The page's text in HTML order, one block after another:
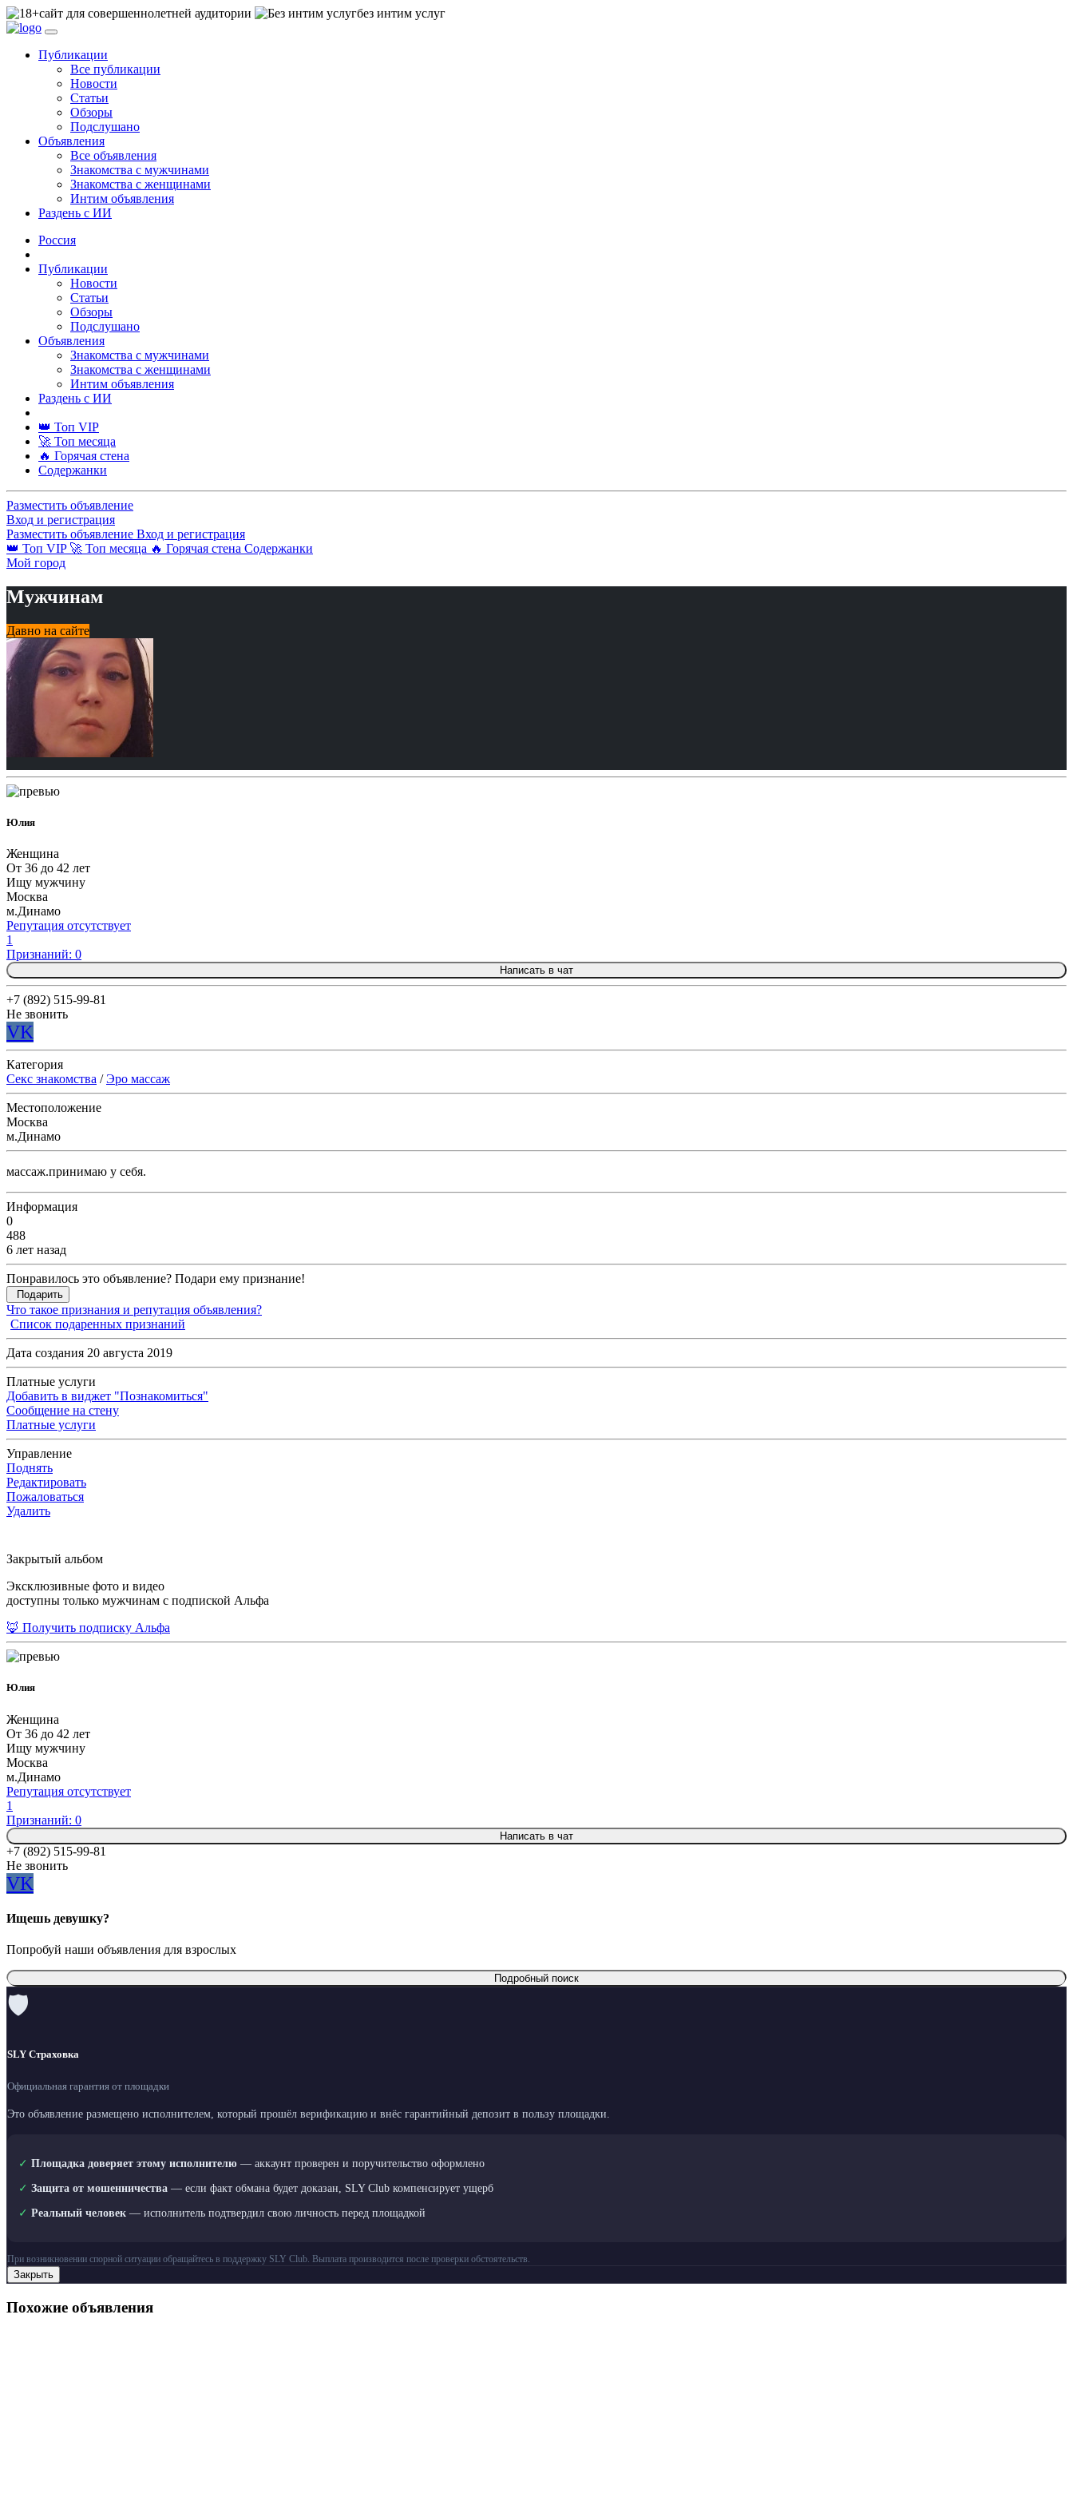
сайт для совершеннолетней аудитории без интим услуг
Публикации
Все публикации
Новости
Статьи
Обзоры
Подслушано
Объявления
Все объявления
Знакомства с мужчинами
Знакомства с женщинами
Интим объявления
Раздень с ИИ
Россия
Публикации
Новости
Статьи
Обзоры
Подслушано
Объявления
Знакомства с мужчинами
Знакомства с женщинами
Интим объявления
Раздень с ИИ
👑 Топ VIP
🚀 Топ месяца
🔥 Горячая стена
Содержанки
Разместить объявление
Вход и регистрация
Разместить объявление Вход и регистрация
👑 Топ VIP 🚀 Топ месяца 🔥 Горячая стена Содержанки
Мой город
Мужчинам
Давно на сайте
Юлия
Женщина
От 36 до 42 лет
Ищу мужчину
Москва
м.Динамо
Репутация отсутствует
1
Признаний: 0
Написать в чат
+7 (892) 515-99-81
Не звонить
VK
Категория
Секс знакомства /Эро массаж
Местоположение
Москва
м.Динамо
массаж.принимаю у себя.
Информация
0
488
6 лет назад
Понравилось это объявление? Подари ему признание!
Подарить
Что такое признания и репутация объявления?
Список подаренных признаний
Дата создания 20 августа 2019
Платные услуги
Добавить в виджет "Познакомиться"
Сообщение на стену
Платные услуги
Управление
Поднять
Редактировать
Пожаловаться
Удалить
Закрытый альбом
Эксклюзивные фото и видео
доступны только мужчинам с подпиской Альфа
🦊 Получить подписку Альфа
Юлия
Женщина
От 36 до 42 лет
Ищу мужчину
Москва
м.Динамо
Репутация отсутствует
1
Признаний: 0
Написать в чат
+7 (892) 515-99-81
Не звонить
VK
Ищешь девушку?
Попробуй наши объявления для взрослых
Подробный поиск
🛡
SLY Страховка
Официальная гарантия от площадки
Это объявление размещено исполнителем, который прошёл верификацию и внёс гарантийный депозит в пользу площадки.
✓ Площадка доверяет этому исполнителю — аккаунт проверен и поручительство оформлено
✓ Защита от мошенничества — если факт обмана будет доказан, SLY Club компенсирует ущерб
✓ Реальный человек — исполнитель подтвердил свою личность перед площадкой
При возникновении спорной ситуации обращайтесь в поддержку SLY Club. Выплата производится после проверки обстоятельств.
Закрыть
Похожие объявления